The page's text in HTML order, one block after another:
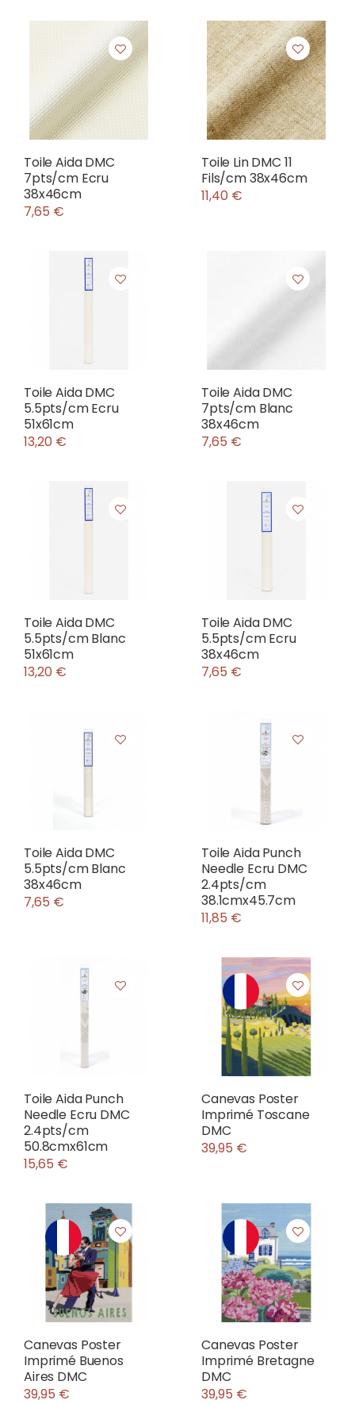
Toile Aida DMC
7pts/cm Ecru
38x46cm
7,65 €
Toile Lin DMC 11
Fils/cm 38x46cm
11,40 €
Toile Aida DMC
5.5pts/cm Ecru
51x61cm
13,20 €
Toile Aida DMC
7pts/cm Blanc
38x46cm
7,65 €
Toile Aida DMC
5.5pts/cm Blanc
51x61cm
13,20 €
Toile Aida DMC
5.5pts/cm Ecru
38x46cm
7,65 €
Toile Aida DMC
5.5pts/cm Blanc
38x46cm
7,65 €
Toile Aida Punch
Needle Ecru DMC
2.4pts/cm
38.1cmx45.7cm
11,85 €
Toile Aida Punch
Needle Ecru DMC
2.4pts/cm
50.8cmx61cm
15,65 €
Canevas Poster
Imprimé Toscane
DMC
39,95 €
Canevas Poster
Imprimé Buenos
Aires DMC
39,95 €
Canevas Poster
Imprimé Bretagne
DMC
39,95 €